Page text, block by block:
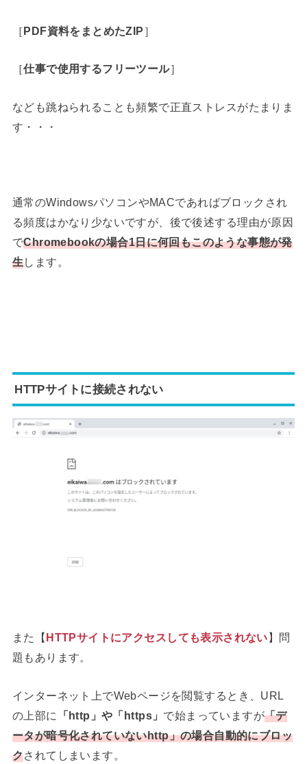
［PDF資料をまとめたZIP ］
［仕事で使用するフリーツール］
なども跳ねられることも頻繁で正直ストレスがたまりま
す・・・
通常のWindowsパソコンやMACであればブロックされ
る頻度はかなり少ないですが、後で後述する理由が原因
でChromebookの場合1日に何回もこのような事態が発
生します。
HTTPサイトに接続されない
また【HTTPサイトにアクセスしても表示されない】問
題もあります。
インターネット上でWebページを閲覧するとき、URL
の上部に
「http」や「https」 で始まっていますが「デ
ータが暗号化されていないhttp」の場合自動的にブロッ
クされてしまいます。